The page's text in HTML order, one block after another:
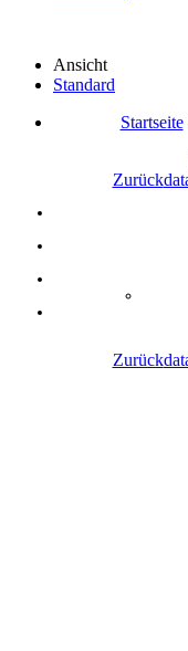
Ansicht
Standard
Startseite
Zurück
Zurück